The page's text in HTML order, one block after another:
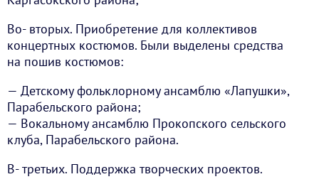
Во- вторых. Приобретение для коллективов
концертных костюмов. Были выделены средства
на пошив костюмов:
— Детскому фольклорному ансамблю «Лапушки»,
Парабельского района;
— Вокальному ансамблю Прокопского сельского
клуба, Парабельского района.
В- третьих. Поддержка творческих проектов.